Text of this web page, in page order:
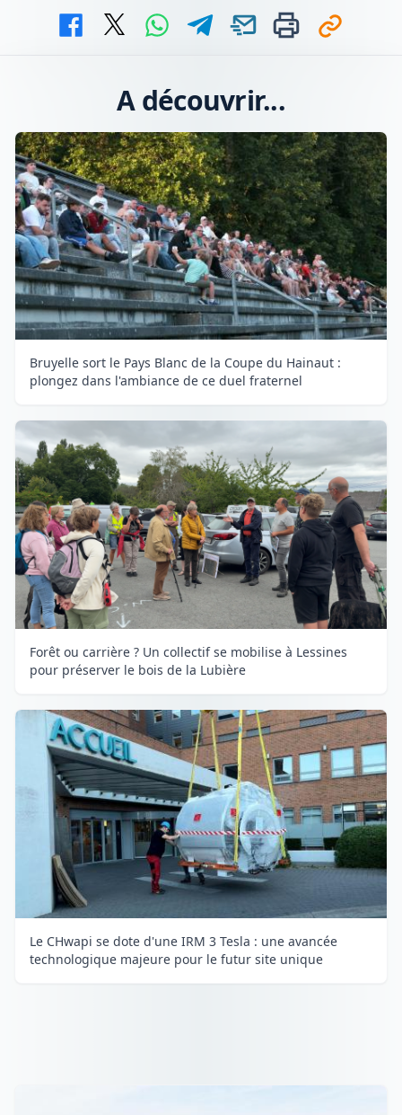
A découvrir...
Bruyelle sort le Pays Blanc de la Coupe du Hainaut :
plongez dans l'ambiance de ce duel fraternel
Forêt ou carrière ? Un collectif se mobilise à Lessines
pour préserver le bois de la Lubière
Le CHwapi se dote d'une IRM 3 Tesla : une avancée
technologique majeure pour le futur site unique